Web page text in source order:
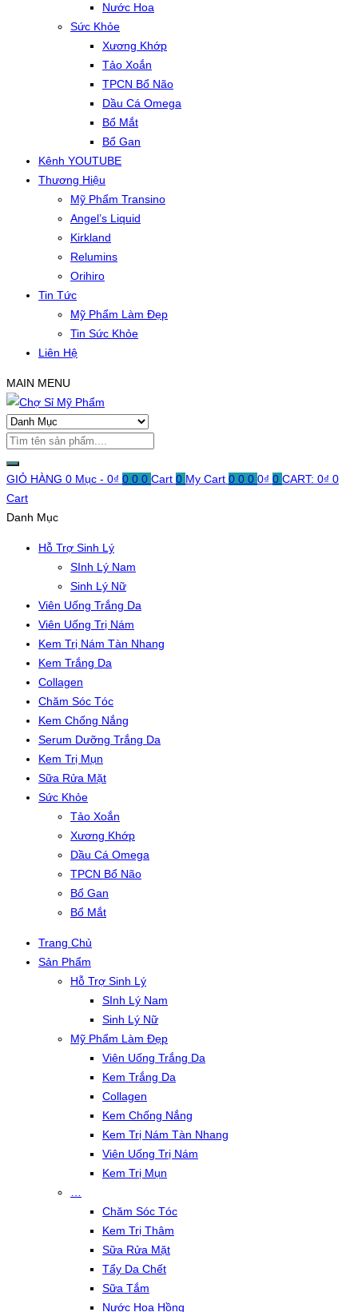
Nước Hoa
Sức Khỏe
Xương Khớp
Tảo Xoắn
TPCN Bổ Não
Dầu Cá Omega
Bổ Mắt
Bổ Gan
Kênh YOUTUBE
Thương Hiệu
Mỹ Phẩm Transino
Angel’s Liquid
Kirkland
Relumins
Orihiro
Tin Tức
Mỹ Phẩm Làm Đẹp
Tin Sức Khỏe
Liên Hệ
MAIN MENU
GIỎ HÀNG 0 Mục - 0₫ 0 0 0 Cart 0 My Cart 0 0 0 0₫ 0 CART: 0₫ 0
Cart
Danh Mục
Hỗ Trợ Sinh Lý
SInh Lý Nam
Sinh Lý Nữ
Viên Uống Trắng Da
Viên Uống Trị Nám
Kem Trị Nám Tàn Nhang
Kem Trắng Da
Collagen
Chăm Sóc Tóc
Kem Chống Nắng
Serum Dưỡng Trắng Da
Kem Trị Mụn
Sữa Rửa Mặt
Sức Khỏe
Tảo Xoắn
Xương Khớp
Dầu Cá Omega
TPCN Bổ Não
Bổ Gan
Bổ Mắt
Trang Chủ
Sản Phẩm
Hỗ Trợ Sinh Lý
SInh Lý Nam
Sinh Lý Nữ
Mỹ Phẩm Làm Đẹp
Viên Uống Trắng Da
Kem Trắng Da
Collagen
Kem Chống Nắng
Kem Trị Nám Tàn Nhang
Viên Uống Trị Nám
Kem Trị Mụn
Chăm Sóc Tóc
Kem Trị Thâm
Sữa Rửa Mặt
Tẩy Da Chết
Sữa Tắm
Nước Hoa Hồng